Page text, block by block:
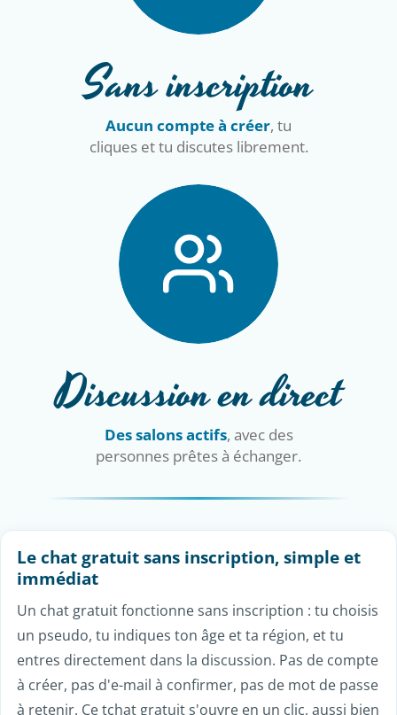
100% Gratuit
Tout est gratuit
, sans frais
cachés ni option payante.
Sans inscription
cliques et tu discutes librement.